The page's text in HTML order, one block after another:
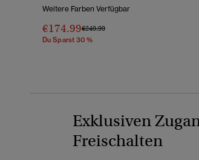
Weitere Farben Verfügbar
€174.99Preis Wurde Reduziert Von
€249.99Bis
Du Sparst 30 %
Exklusiven
Freischalten